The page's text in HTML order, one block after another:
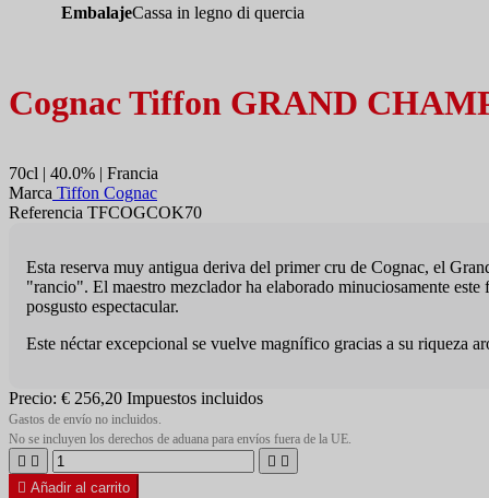
EmbalajeCassa in legno di quercia
Cognac Tiffon GRAND
70cl | 40.0% | Francia
Marca Tiffon Cognac
Referencia TFCOGCOK70
Esta reserva muy antigua deriva del primer cru de Cognac, el
"rancio". El maestro mezclador ha elaborado minuciosamente
posgusto espectacular.
Este néctar excepcional se vuelve magnífico gracias a su riqueza
Precio: € 256,20 Impuestos incluidos
Gastos de envío no incluidos.
No se incluyen los derechos de aduana para envíos fuera de la UE.
   
 Añadir al carrito